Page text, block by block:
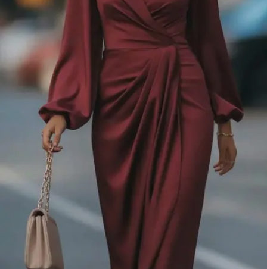
Image credits: pinterest